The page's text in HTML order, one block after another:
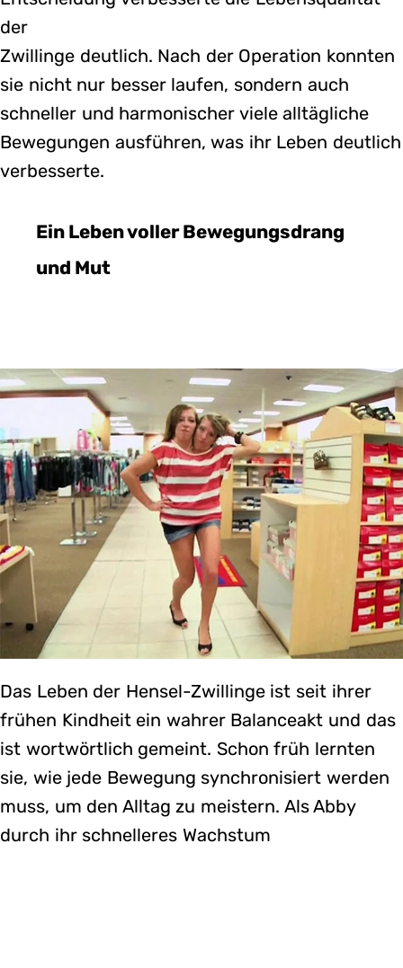
der
Zwillinge deutlich. Nach der Operation konnten
sie nicht nur besser laufen, sondern auch
schneller und harmonischer viele alltägliche
Bewegungen ausführen, was ihr Leben deutlich
verbesserte.
Ein Leben voller Bewegungsdrang
und Mut
Das Leben der Hensel-Zwillinge ist seit ihrer
frühen Kindheit ein wahrer Balanceakt und das
ist wortwörtlich gemeint. Schon früh lernten
sie, wie jede Bewegung synchronisiert werden
muss, um den Alltag zu meistern. Als Abby
durch ihr schnelleres Wachstum